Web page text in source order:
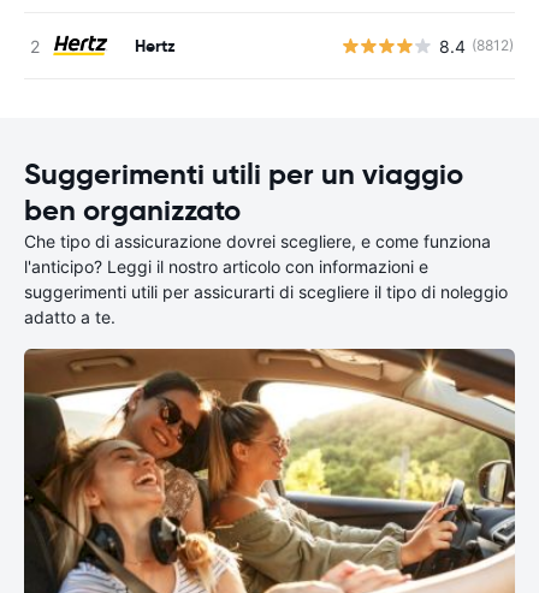
Hertz 8.4 (8812)
Suggerimenti utili per un viaggio
ben organizzato
Che tipo di assicurazione dovrei scegliere, e come funziona
l'anticipo? Leggi il nostro articolo con informazioni e
suggerimenti utili per assicurarti di scegliere il tipo di noleggio
adatto a te.